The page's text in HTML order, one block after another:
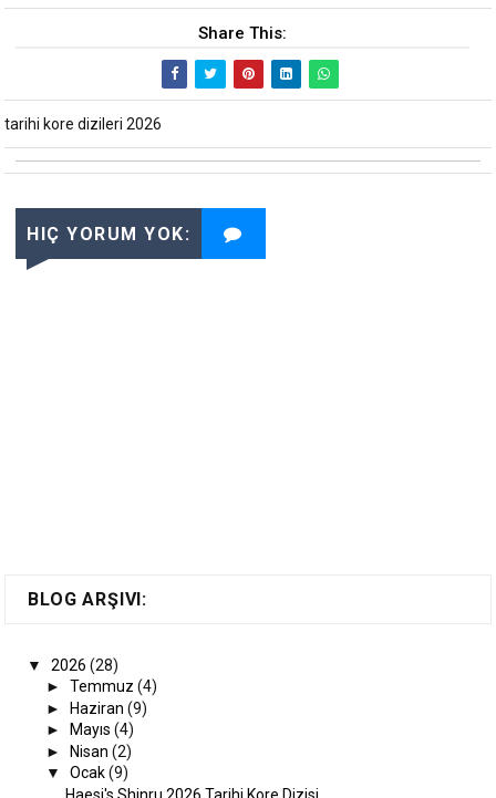
Share This:
tarihi kore dizileri 2026
HIÇ YORUM YOK:
BLOG ARŞIVI:
▼2026(28)
►Temmuz(4)
►Haziran(9)
►
Mayıs(4)
►Nisan(2)
▼Ocak(9)
Haesi's Shinru 2026 Tarihi Kore Dizisi